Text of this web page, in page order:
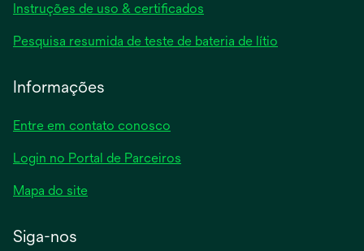
uma
nova
Instruções de uso & certificados
uma
Pesquisa resumida de teste de bateria de lítio
Informações
Entre em contato conosco
Login no Portal de Parceiros
Mapa do site
Siga-nos